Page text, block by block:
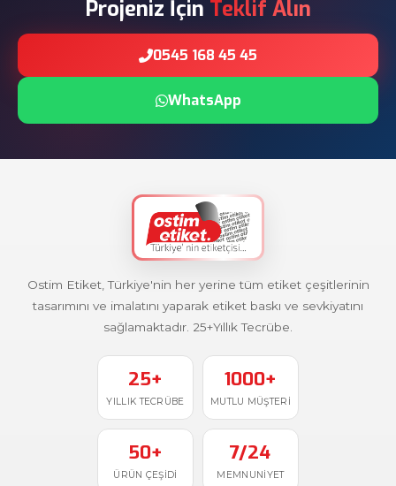
Projeniz İçin Teklif Alın
0545 168 45 45
WhatsApp
Ostim Etiket, Türkiye'nin her yerine tüm etiket çeşitlerinin
tasarımını ve imalatını yaparak etiket baskı ve sevkiyatını
sağlamaktadır. 25+Yıllık Tecrübe.
25+
YILLIK TECRÜBE
1000+
MUTLU MÜŞTERI
50+
ÜRÜN ÇEŞIDI
7/24
MEMNUNIYET